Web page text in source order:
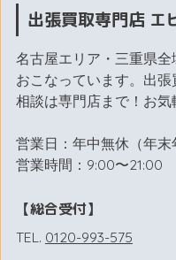
出張買取専門店 エ
名古屋エリア・三重県
おこなっています。出
相談は専門店まで！お気
営業日：年中無休（年末
営業時間：9:00〜21:00
【総合受付】
TEL. 0120-993-575